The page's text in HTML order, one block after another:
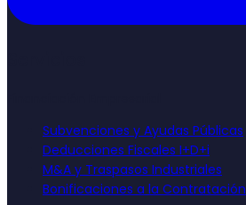
Subvenciones y Ayudas Públicas
Deducciones Fiscales I+D+i
M&A y Traspasos Industriales
Bonificaciones a la Contratación